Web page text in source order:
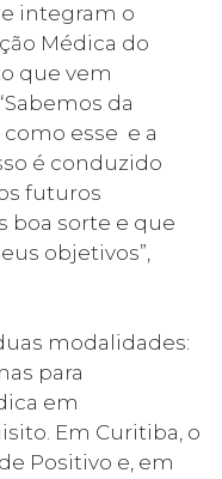
integram o
Médica do
que vem
da
esse e a
é conduzido
futuros
boa sorte e que
objetivos”,
modalidades:
para
em
Em Curitiba, o
Positivo e, em